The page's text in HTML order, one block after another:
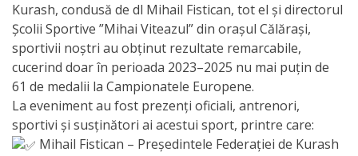
Aparatul
Primăriei
Lista
colaboratorilor
Primăriei
Kurash, condusă de dl Mihail Fistican, tot el și directorul
Școlii Sportive ”Mihai Viteazul” din orașul Călărași,
sportivii noștri au obținut rezultate remarcabile,
cucerind doar în perioada 2023–2025 nu mai puțin de
61 de medalii la Campionatele Europene.
La eveniment au fost prezenți oficiali, antrenori,
sportivi și susținători ai acestui sport, printre care:
Mihail Fistican – Președintele Federației de Kurash